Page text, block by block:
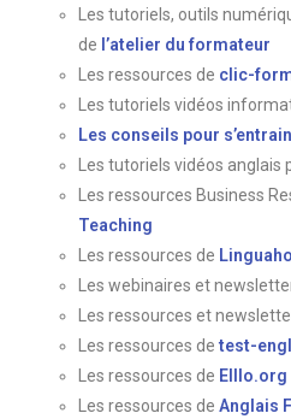
Les tutoriels, outils
de l’atelier du formateur
Les ressources de clic-
Les tutoriels vidéos
Les conseils pour
Les tutoriels vidéos anglais
Les ressources Business
Teaching
Les ressources de
Les webinaires et
Les ressources et
Les ressources detest-
Les ressources de Elllo.org
Les ressources de Anglais